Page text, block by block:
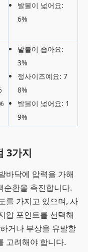
발볼이 넓어요:
6%
발볼이 좁아요:
3%
정사이즈예요: 7
8%
발볼이 넓어요: 1
9%
3가지
바닥에 압력을 가해
순환을 촉진합니다.
를 가지고 있으며, 사
압 포인트를 선택해
거나 부상을 유발할
고려해야 합니다.